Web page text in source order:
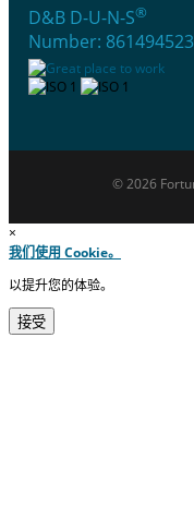
D&B D-U-N-S®
Number: 861494523
© 2026
×
我们使用 Cookie。
以提升您的体验。
接受